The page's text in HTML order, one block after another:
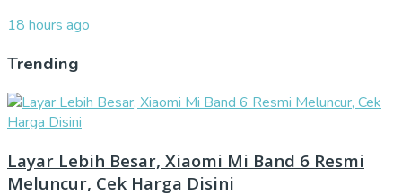
18 hours ago
Trending
Layar Lebih Besar, Xiaomi Mi Band 6 Resmi
Meluncur, Cek Harga Disini